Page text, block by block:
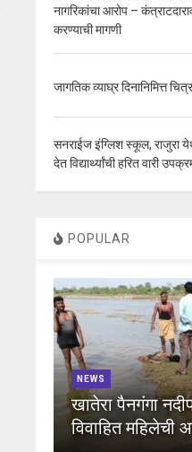
नागरिकांचा आरोप –
करण्याची मागणी
जागतिक व्याघ्र दिनानिमित्त
सनराईज इंग्लिश स्कूल, राजुरा
देत विद्यार्थ्यांची हरित वारी
POPULAR
NEWS
खातेरा पैनगंगा
विवाहित महिलेची